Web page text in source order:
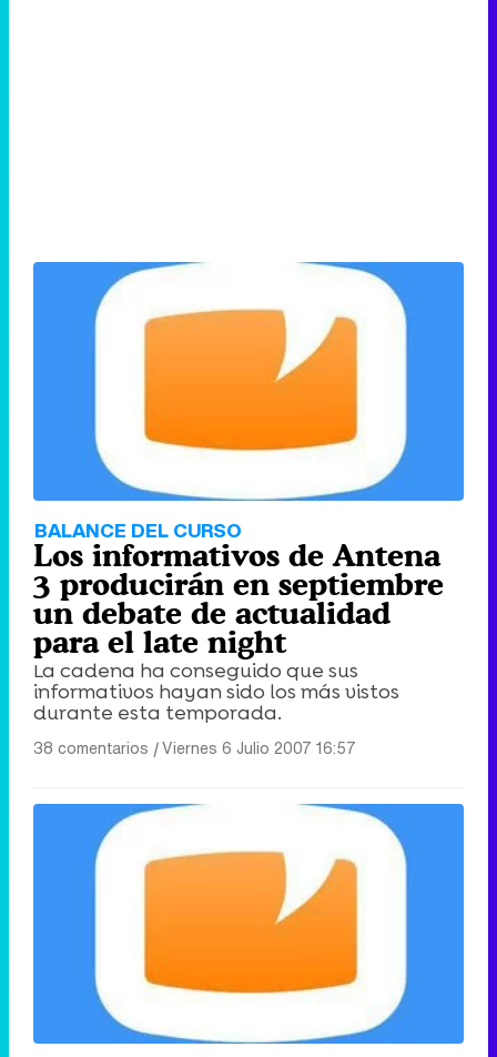
BALANCE DEL CURSO
Los informativos de Antena
3 producirán en septiembre
un debate de actualidad
para el late night
La cadena ha conseguido que sus
informativos hayan sido los más vistos
durante esta temporada.
38 comentarios |Viernes 6 Julio 2007 16:57